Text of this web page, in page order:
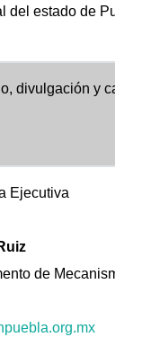
del estado de
divulgación y
Ejecutiva
de